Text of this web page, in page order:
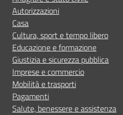
Autorizzazioni
Casa
Cultura, sport e tempo libero
Educazione e formazione
Giustizia e sicurezza pubblica
Imprese e commercio
Mobilità e trasporti
Pagamenti
Salute, benessere e assistenza